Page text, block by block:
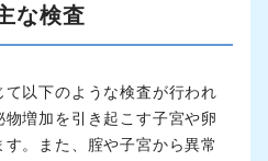
な検査
以下のような検査が行われ
増加を引き起こす子宮や卵
。また、腟や子宮から異常